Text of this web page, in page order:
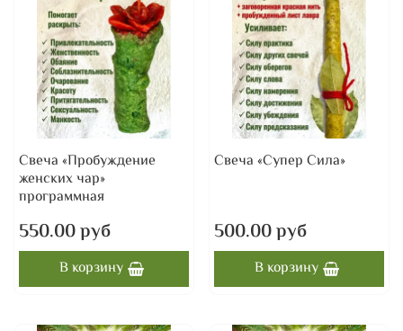
Свеча «Пробуждение
женских чар»
программная
550.00 руб
В корзину
Свеча «Супер Сила»
500.00 руб
В корзину